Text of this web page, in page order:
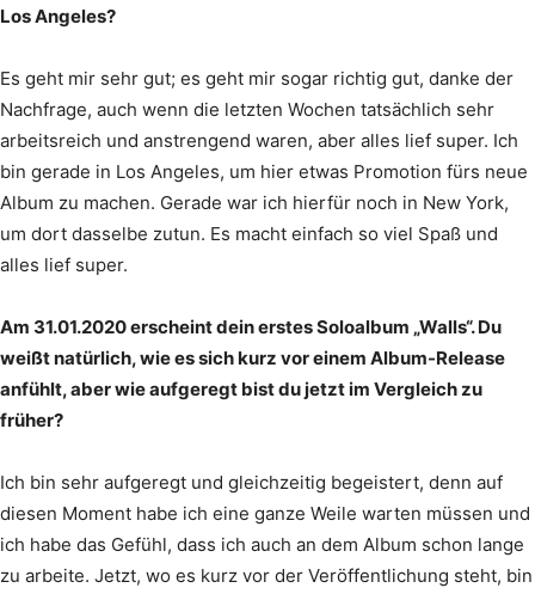
Los Angeles?
Es geht mir sehr gut; es geht mir sogar richtig gut, danke der
Nachfrage, auch wenn die letzten Wochen tatsächlich sehr
arbeitsreich und anstrengend waren, aber alles lief super. Ich
bin gerade in Los Angeles, um hier etwas Promotion fürs neue
Album zu machen. Gerade war ich hierfür noch in New York,
um dort dasselbe zutun. Es macht einfach so viel Spaß und
alles lief super.
Am 31.01.2020 erscheint dein erstes Soloalbum „Walls“. Du
weißt natürlich, wie es sich kurz vor einem Album-Release
anfühlt, aber wie aufgeregt bist du jetzt im Vergleich zu
früher?
Ich bin sehr aufgeregt und gleichzeitig begeistert, denn auf
diesen Moment habe ich eine ganze Weile warten müssen und
ich habe das Gefühl, dass ich auch an dem Album schon lange
zu arbeite. Jetzt, wo es kurz vor der Veröffentlichung steht, bin